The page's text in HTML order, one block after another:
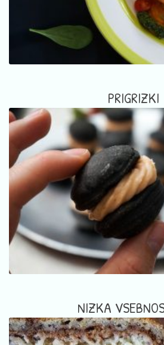
PRIGRIZKI
NIZKA